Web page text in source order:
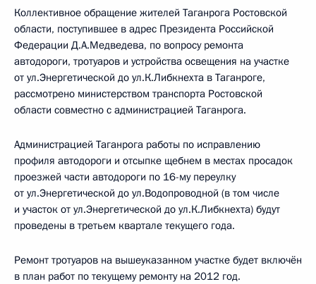
Коллективное обращение жителей Таганрога Ростовской
области, поступившее в адрес Президента Российской
Федерации Д.А.Медведева, по вопросу ремонта
автодороги, тротуаров и устройства освещения на участке
от ул.Энергетической до ул.К.Либкнехта в Таганроге,
рассмотрено министерством транспорта Ростовской
области совместно с администрацией Таганрога.
Администрацией Таганрога работы по исправлению
профиля автодороги и отсыпке щебнем в местах просадок
проезжей части автодороги по 16-му переулку
от ул.Энергетической до ул.Водопроводной (в том числе
и участок от ул.Энергетической до ул.К.Либкнехта) будут
проведены в третьем квартале текущего года.
Ремонт тротуаров на вышеуказанном участке будет включён
в план работ по текущему ремонту на 2012 год.